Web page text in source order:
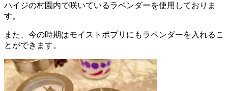
ハイジの村園内で咲いているラベンダーを使用しておりま
す。
また、今の時期はモイストポプリにもラベンダーを入れるこ
とができます。